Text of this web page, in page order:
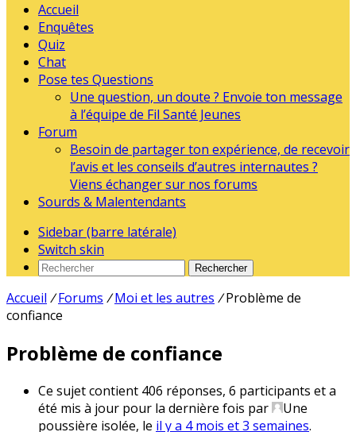
Accueil
Enquêtes
Quiz
Chat
Pose tes Questions
Une question, un doute ? Envoie ton message
à l’équipe de Fil Santé Jeunes
Forum
Besoin de partager ton expérience, de recevoir
l’avis et les conseils d’autres internautes ?
Viens échanger sur nos forums
Sourds & Malentendants
Sidebar (barre latérale)
Switch skin
Rechercher
Accueil / Forums / Moi et les autres / Problème de
confiance
Problème de confiance
Ce sujet contient 406 réponses, 6 participants et a
été mis à jour pour la dernière fois par
Une
poussière isolée, le il y a 4 mois et 3 semaines.